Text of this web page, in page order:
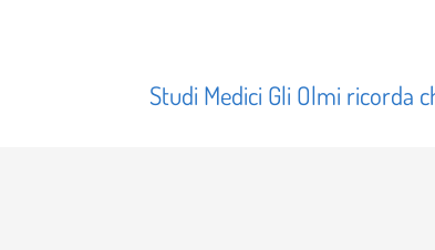
Studi Medici Gli Olmi ricorda